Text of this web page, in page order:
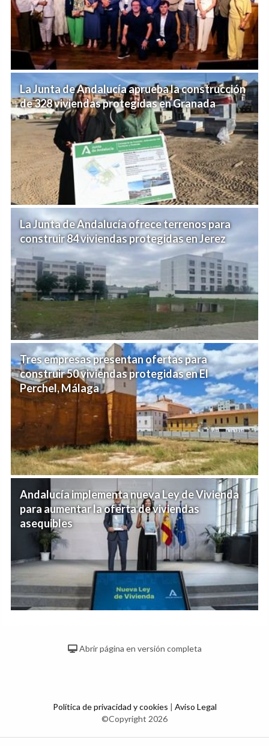
La Junta de Andalucía aprueba la construcción
de 328 viviendas protegidas en Granada
La Junta de Andalucía ofrece terrenos para
construir 84 viviendas protegidas en Jerez
Tres empresas presentan ofertas para
construir 50 viviendas protegidas en El
Perchel, Málaga
Andalucía implementa nueva Ley de Vivienda
para aumentar la oferta de viviendas
asequibles
Abrir página en versión completa
Política de privacidad y cookies | Aviso Legal
©Copyright 2026